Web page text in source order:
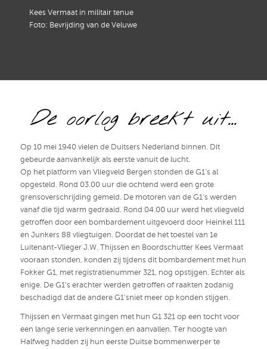
Kees Vermaat in militair tenue
Foto: Bevrijding van de Veluwe
De oorlog breekt uit…
Op 10 mei 1940 vielen de Duitsers Nederland binnen. Dit
gebeurde aanvankelijk als eerste vanuit de lucht.
Op het platform van Vliegveld Bergen stonden de G1’s al
opgesteld. Rond 03.00 uur die ochtend werd een grote
grensoverschrijding gemeld. De motoren van de G1’s werden
vanaf die tijd warm gedraaid. Rond 04.00 uur werd het vliegveld
getroffen door een bombardement uitgevoerd door Heinkel 111
en Junkers 88 vliegtuigen. Doordat de het toestel van 1e
Luitenant-Vlieger J.W. Thijssen en Boordschutter Kees Vermaat
vooraan stonden, konden zij tijdens dit bombardement met hun
Fokker G1, met registratienummer 321, nog opstijgen. Echter als
enige. De G1’s erachter werden getroffen of raakten zodanig
beschadigd dat de andere G1’sniet meer op konden stijgen.
Thijssen en Vermaat gingen met hun G1 321 op een tocht voor
een lange serie verkenningen en aanvallen. Ter hoogte van
Halfweg hadden zij hun eerste Duitse bommenwerper te